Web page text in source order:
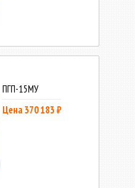
ПГП-15МУ
Цена 370 183 ₽